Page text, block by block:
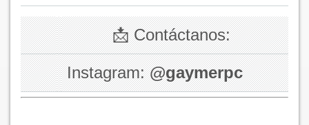
📩 Contáctanos:
Instagram:@gaymerpc